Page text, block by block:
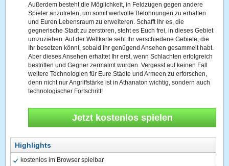
Außerdem besteht die Möglichkeit, in Feldzügen gegen andere
Spieler anzutreten, um somit wertvolle Belohnungen zu erhalten
und Euren Lebensraum zu erweiteren. Schafft Ihr es, die
gegnerische Stadt zu zerstören, steht es Euch frei, in dieses Gebiet
umzuziehen. Auf der Weltkarte seht Ihr verschiedene Gebiete, die
Ihr besetzen könnt, sobald Ihr genügend Ansehen gesammelt habt.
Aber dieses Ansehen erhaltet Ihr erst, wenn Schlachten erfolgreich
bestritten und Gegner zermalmt wurden. Vergesst auf keinen Fall
weitere Technologien für Eure Städte und Armeen zu erforschen,
denn nicht nur Angriffstärke ist in Athanaton wichtig, sondern auch
technologischer Fortschritt!
Jetzt kostenlos spielen
Highlights
kostenlos im Browser spielbar